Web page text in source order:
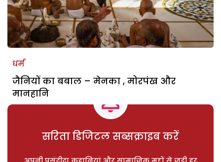
धर्म
जैनियों का बबाल – मेनका , मोरपंख और
मानहानि
सरिता डिजिटल सब्सक्राइब करें